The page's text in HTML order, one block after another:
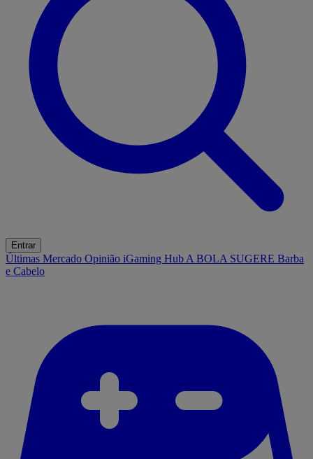
Entrar
Últimas Mercado Opinião iGaming Hub A BOLA SUGERE Barba
e Cabelo